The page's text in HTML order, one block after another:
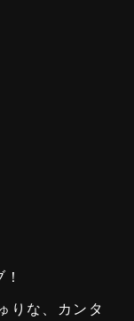
りな、カンタ